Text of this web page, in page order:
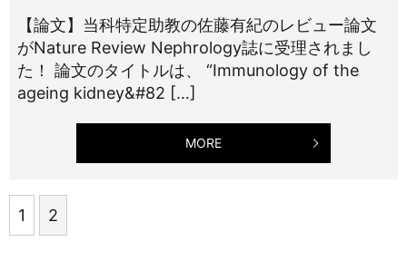
【論文】当科特定助教の佐藤有紀のレビュー論文
がNature Review Nephrology誌に受理されまし
た！ 論文のタイトルは、 “Immunology of the
ageing kidney&#82 […]
MORE
1 2